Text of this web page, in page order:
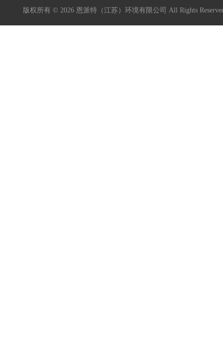
版权所有 © 2026 恩派特（江苏）环境有限公司 All Rights